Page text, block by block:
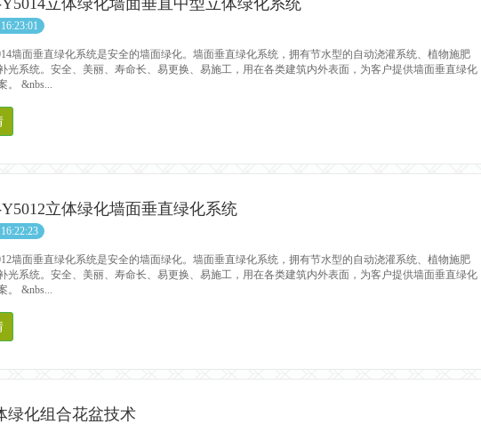
立体绿化墙面垂直中型立体绿化系统
墙面垂直绿化系统是安全的墙面绿化。墙面垂直绿化系统，拥有节水型的自动浇灌系统、植物施肥
光系统。安全、美丽、寿命长、易更换、易施工，用在各类建筑内外表面，为客户提供墙面垂直绿化
。 &nbs...
立体绿化墙面垂直绿化系统
墙面垂直绿化系统是安全的墙面绿化。墙面垂直绿化系统，拥有节水型的自动浇灌系统、植物施肥
光系统。安全、美丽、寿命长、易更换、易施工，用在各类建筑内外表面，为客户提供墙面垂直绿化
。 &nbs...
绿化组合花盆技术